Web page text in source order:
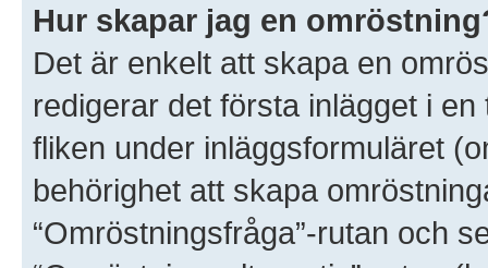
Hur skapar jag en
Det är enkelt att skapa en
redigerar det första inlägget i
fliken under inläggsformuläret
behörighet att skapa
“Omröstningsfråga”-rutan och